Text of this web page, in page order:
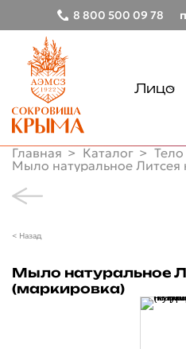
8 800 500 09 78
Лицо
Увлажнение
Руки
Очищение
Уход
Эфирные масла
Главная Каталог
Тело
Мыло натуральное Литсея
< Назад
Мыло натуральное
(маркировка)